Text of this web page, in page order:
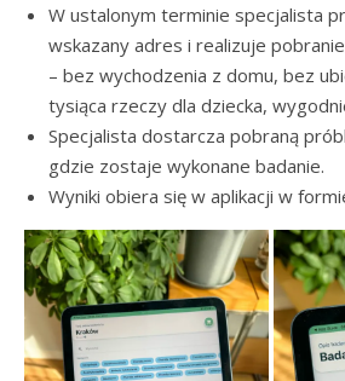
W ustalonym terminie specjalista
wskazany adres i realizuje
– bez wychodzenia z domu, bez
tysiąca rzeczy dla dziecka,
Specjalista dostarcza pobraną
gdzie zostaje wykonane badanie.
Wyniki obiera się w aplikacji w